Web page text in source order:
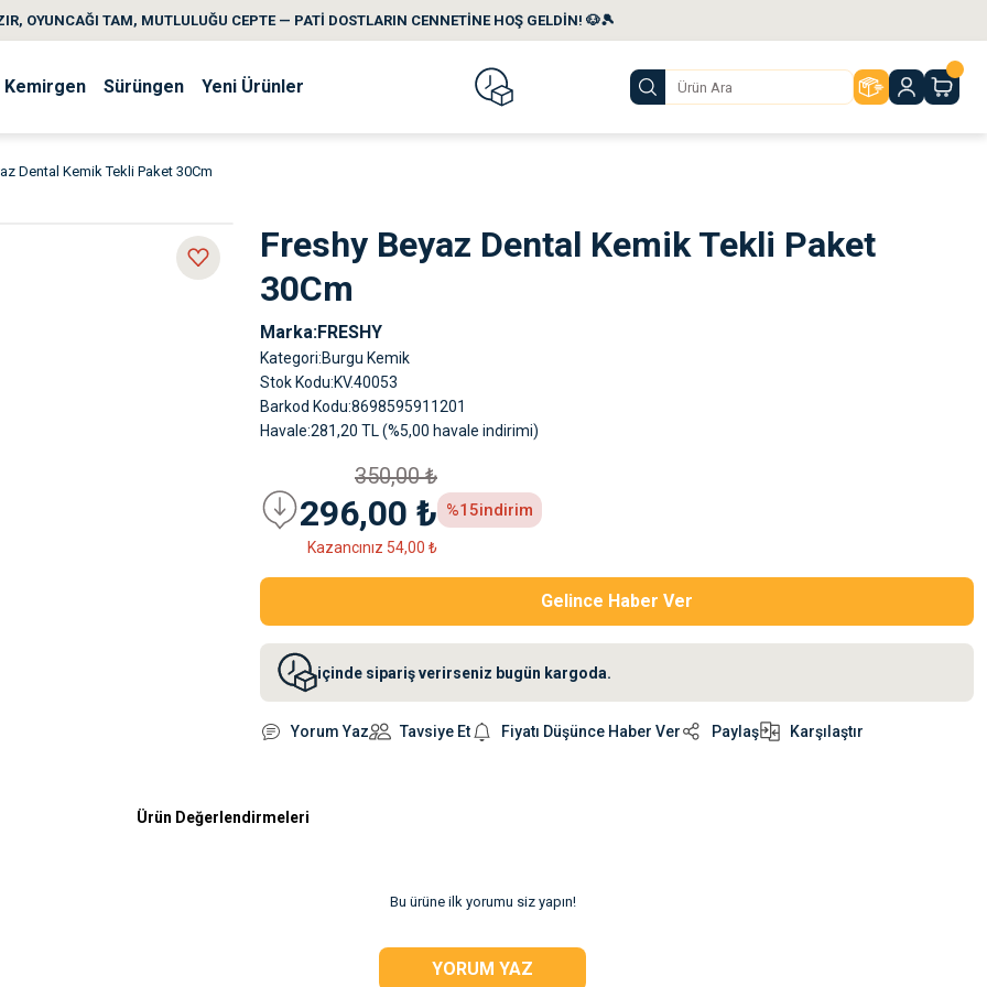
OYUNCAĞI TAM, MUTLULUĞU CEPTE — PATİ DOSTLARIN CENNETİNE HOŞ GELDİN! 🐶🎾
Kemirgen Sürüngen Yeni Ürünler
Dental Kemik Tekli Paket 30Cm
Freshy Beyaz Dental Kemik Tekli Paket
30Cm
Marka FRESHY
Kategori Burgu Kemik
Stok Kodu KV.40053
Barkod Kodu 8698595911201
Havale 281,20 TL (%5,00 havale indirimi)
350,00 ₺
296,00 ₺
Kazancınız 54,00 ₺
%15indirim
Gelince Haber Ver
içinde sipariş verirseniz bugün kargoda.
Yorum Yaz Tavsiye Et Fiyatı Düşünce Haber Ver Paylaş Karşılaştır
Ürün Değerlendirmeleri
Bu ürüne ilk yorumu siz yapın!
YORUM YAZ